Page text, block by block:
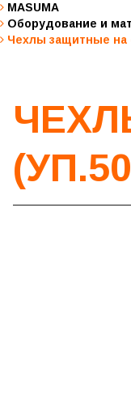
MASUMA
Оборудование и
Чехлы защитные на